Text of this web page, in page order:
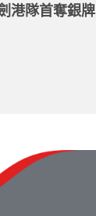
港隊首奪銀牌